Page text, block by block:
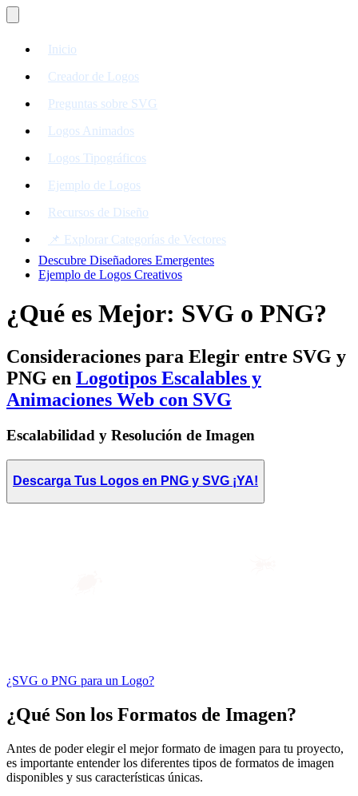
Inicio
Creador de Logos
Preguntas sobre SVG
Logos Animados
Logos Tipográficos
Ejemplo de Logos
Recursos de Diseño
📌 Explorar Categorías de Vectores
Descubre Diseñadores Emergentes
Ejemplo de Logos Creativos
¿Qué es Mejor: SVG o PNG?
Consideraciones para Elegir entre SVG y
PNG en Logotipos Escalables y
Animaciones Web con SVG
Escalabilidad y Resolución de Imagen
Descarga Tus Logos en PNG y SVG ¡YA!
¿SVG o PNG para un Logo?
¿Qué Son los Formatos de Imagen?
Antes de poder elegir el mejor formato de imagen para tu proyecto,
es importante entender los diferentes tipos de formatos de imagen
disponibles y sus características únicas.